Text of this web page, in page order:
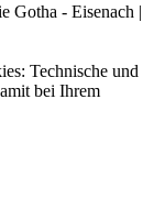
Gotha - Eisenach |
Technische und
bei Ihrem